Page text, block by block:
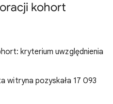
kohort
witryna pozyskała 17 093